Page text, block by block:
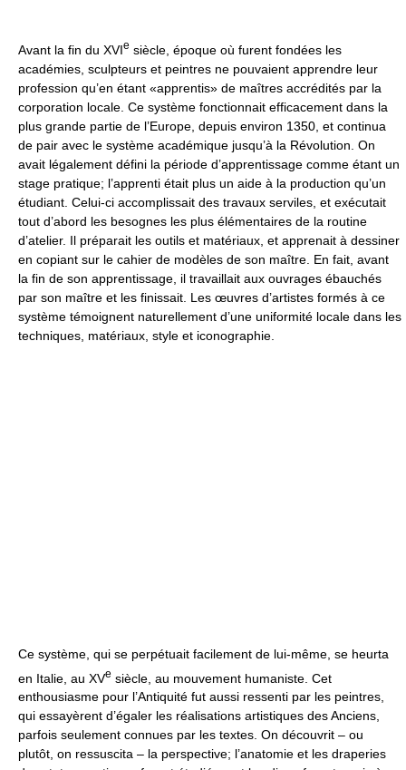
Avant la fin du XVIe siècle, époque où furent fondées les
académies, sculpteurs et peintres ne pouvaient apprendre leur
profession qu’en étant «apprentis» de maîtres accrédités par la
corporation locale. Ce système fonctionnait efficacement dans la
plus grande partie de l’Europe, depuis environ 1350, et continua
de pair avec le système académique jusqu’à la Révolution. On
avait légalement défini la période d’apprentissage comme étant un
stage pratique; l’apprenti était plus un aide à la production qu’un
étudiant. Celui-ci accomplissait des travaux serviles, et exécutait
tout d’abord les besognes les plus élémentaires de la routine
d’atelier. Il préparait les outils et matériaux, et apprenait à dessiner
en copiant sur le cahier de modèles de son maître. En fait, avant
la fin de son apprentissage, il travaillait aux ouvrages ébauchés
par son maître et les finissait. Les œuvres d’artistes formés à ce
système témoignent naturellement d’une uniformité locale dans les
techniques, matériaux, style et iconographie.
Ce système, qui se perpétuait facilement de lui-même, se heurta
en Italie, au XVe siècle, au mouvement humaniste. Cet
enthousiasme pour l’Antiquité fut aussi ressenti par les peintres,
qui essayèrent d’égaler les réalisations artistiques des Anciens,
parfois seulement connues par les textes. On découvrit – ou
plutôt, on ressuscita – la perspective; l’anatomie et les draperies